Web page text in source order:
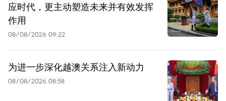
应时代，更主动塑造未来并有效发挥
作用
08/08/2026 09:22
为进一步深化越澳关系注入新动力
08/08/2026 08:58